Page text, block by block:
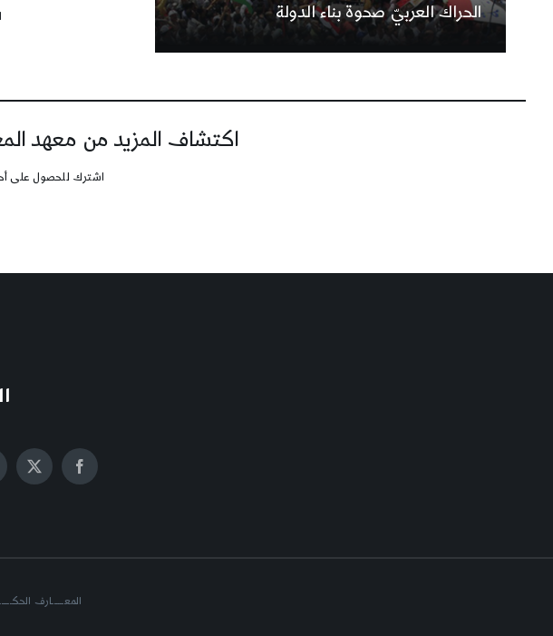
الحراك العربيّ صحوة بناء الدولة
اكتشاف المزيد من معهد
اشترك للحصول على
المعــــــارف